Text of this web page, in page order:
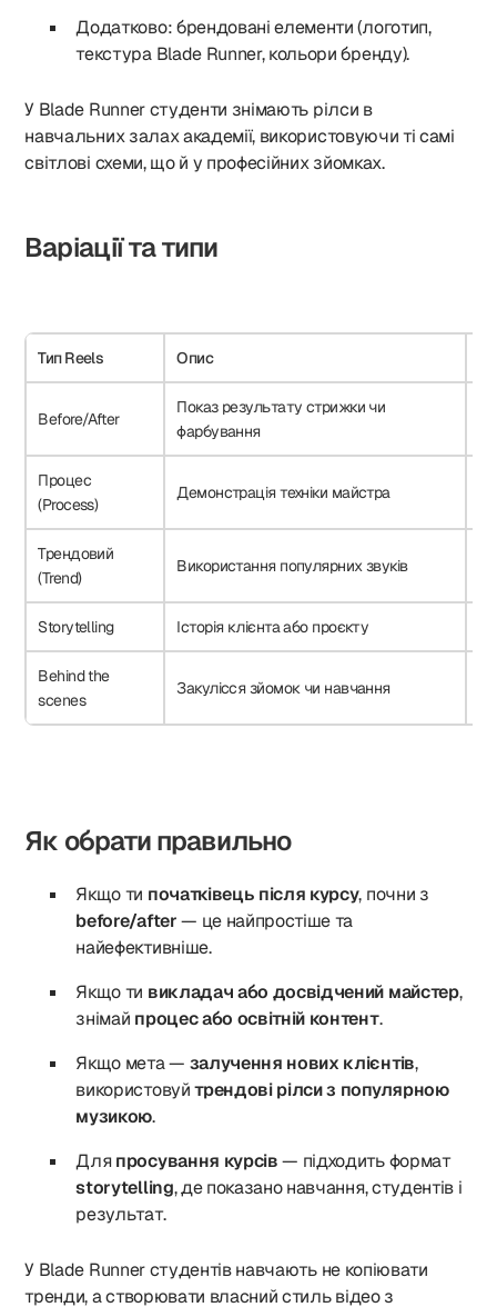
Додатково: брендовані елементи (логотип,
текстура Blade Runner, кольори бренду).
У Blade Runner студенти знімають рілси в
навчальних залах академії, використовуючи ті самі
світлові схеми, що й у професійних зйомках.
Варіації та типи
Тип Reels Опис
Before/After
Показ результату стрижки чи
фарбування
Процес
(Process)
Демонстрація техніки майстра
Трендовий
(Trend)
Використання популярних звуків
Storytelling Історія клієнта або проєкту
Behind the
scenes
Закулісся зйомок чи навчання
Як обрати правильно
Якщо ти початківець після курсу, почни з
before/after— це найпростіше та
найефективніше.
Якщо ти викладач або досвідчений майстер,
знімай процес або освітній контент.
Якщо мета — залучення нових клієнтів,
використовуйтрендові рілси з популярною
музикою.
Дляпросування курсів— підходить формат
storytelling, де показано навчання, студентів і
результат.
У Blade Runner студентів навчають не копіювати
тренди, а створювати власний стиль відео з